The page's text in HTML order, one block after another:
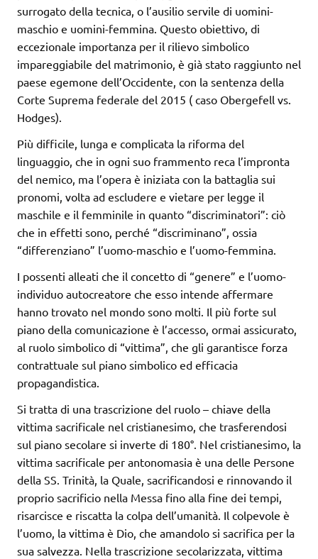
surrogato della tecnica, o l’ausilio servile di uomini-
maschio e uomini-femmina. Questo obiettivo, di
eccezionale importanza per il rilievo simbolico
impareggiabile del matrimonio, è già stato raggiunto nel
paese egemone dell’Occidente, con la sentenza della
Corte Suprema federale del 2015 ( caso Obergefell vs.
Hodges).
Più difficile, lunga e complicata la riforma del
linguaggio, che in ogni suo frammento reca l’impronta
del nemico, ma l’opera è iniziata con la battaglia sui
pronomi, volta ad escludere e vietare per legge il
maschile e il femminile in quanto “discriminatori”: ciò
che in effetti sono, perché “discriminano”, ossia
“differenziano” l’uomo-maschio e l’uomo-femmina.
I possenti alleati che il concetto di “genere” e l’uomo-
individuo autocreatore che esso intende affermare
hanno trovato nel mondo sono molti. Il più forte sul
piano della comunicazione è l’accesso, ormai assicurato,
al ruolo simbolico di “vittima”, che gli garantisce forza
contrattuale sul piano simbolico ed efficacia
propagandistica.
Si tratta di una trascrizione del ruolo – chiave della
vittima sacrificale nel cristianesimo, che trasferendosi
sul piano secolare si inverte di 180°. Nel cristianesimo, la
vittima sacrificale per antonomasia è una delle Persone
della SS. Trinità, la Quale, sacrificandosi e rinnovando il
proprio sacrificio nella Messa fino alla fine dei tempi,
risarcisce e riscatta la colpa dell’umanità. Il colpevole è
l’uomo, la vittima è Dio, che amandolo si sacrifica per la
sua salvezza. Nella trascrizione secolarizzata, vittima